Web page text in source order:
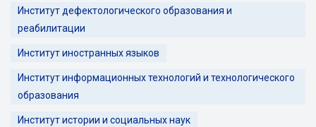
Институт дефектологического образования и
реабилитации
Институт иностранных языков
Институт информационных технологий и технологического
образования
Институт истории и социальных наук